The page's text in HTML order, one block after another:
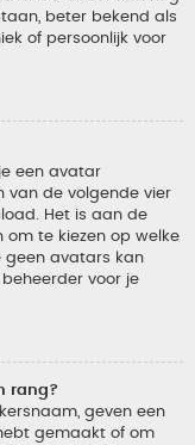
beter bekend als
of persoonlijk voor
een avatar
van de volgende vier
Het is aan de
te kiezen op welke
geen avatars kan
voor je
rang?
geven een
gemaakt of om